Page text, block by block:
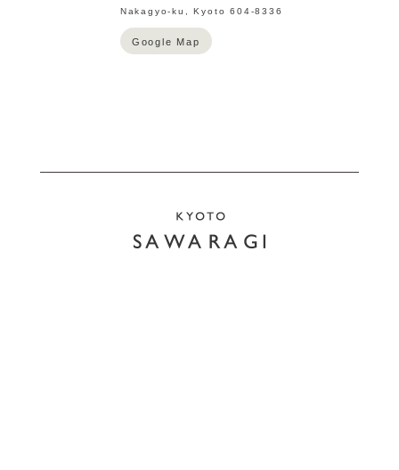
Nakagyo-ku, Kyoto 604-8336
Google Map